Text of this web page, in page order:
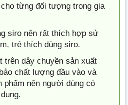
cho từng đối tượng trong gia
siro nên rất thích hợp sử
trẻ thích dùng siro.
dây chuyền sản xuất
chất lượng đầu vào và
phẩm nên người dùng có